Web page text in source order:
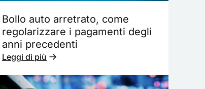
Bollo auto arretrato, come
regolarizzare i pagamenti degli
anni precedenti
Leggi di più